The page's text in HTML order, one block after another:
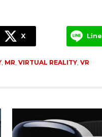
X Line
, MR VIRTUAL REALITY, VR